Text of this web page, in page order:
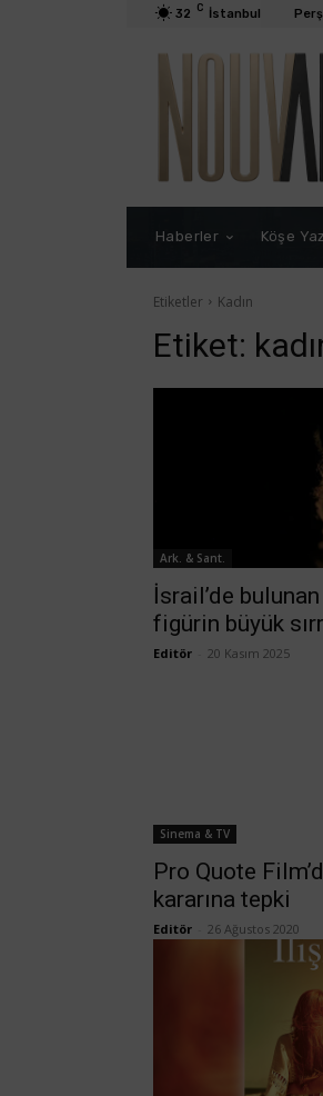
32 C İstanbul
Haberler Köşe
Etiketler Kadın
Etiket:
Ark. & Sant.
İsrail’de
figürin büyük
Editör 20 Kasım 2025
Sinema & TV
Pro Quote
kararına tepki
Editör 26 Ağustos 2020